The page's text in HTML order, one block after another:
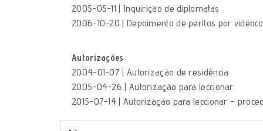
2005-05-11 | Inquirição de diplomatas
2006-10-20 | Depoimento de peritos por
Autorizações
2004-01-07 | Autorização de residência
2005-04-26 | Autorização para leccionar
2015-07-14 | Autorização para leccionar –